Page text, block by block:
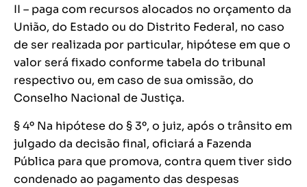
II – paga com recursos alocados no orçamento da
União, do Estado ou do Distrito Federal, no caso
de ser realizada por particular, hipótese em que o
valor será fixado conforme tabela do tribunal
respectivo ou, em caso de sua omissão, do
Conselho Nacional de Justiça.
§ 4º Na hipótese do § 3º, o juiz, após o trânsito em
julgado da decisão final, oficiará a Fazenda
Pública para que promova, contra quem tiver sido
condenado ao pagamento das despesas